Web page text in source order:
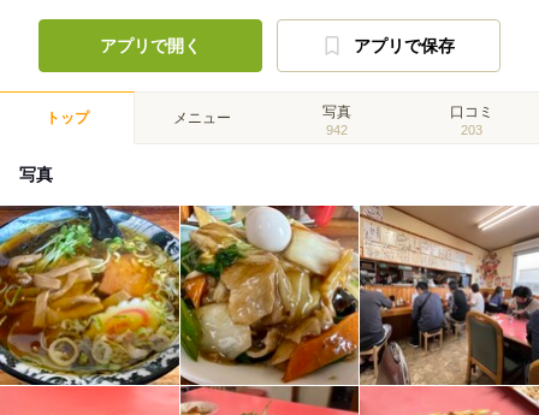
アプリで開く アプリで保存
トップ メニュー 写真
942
口コミ
203
写真